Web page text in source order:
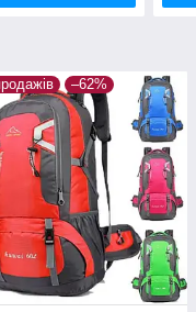
–62%